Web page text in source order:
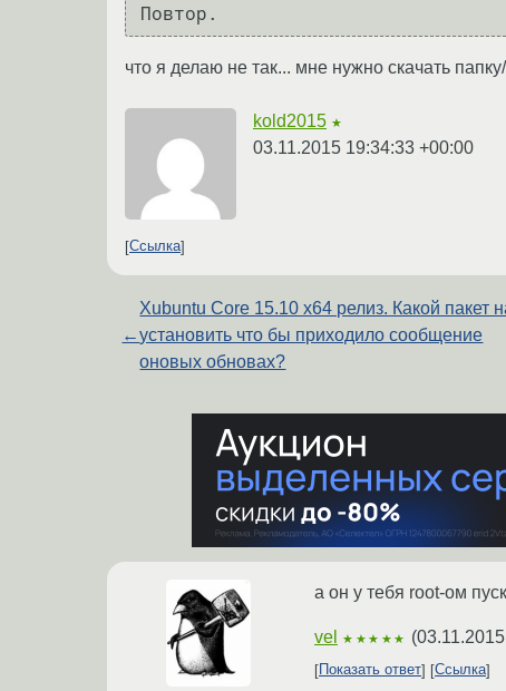
что я делаю не так... мне нужно скачать
kold2015 ★
03.11.2015 19:34:33 +00:00
Ссылка
←
Xubuntu Core 15.10 x64 релиз. Какой пакет
установить что бы приходило сообщение
оновых обновах?
а он у тебя root-ом
vel ★★★★★ (
Показать ответ Ссылка